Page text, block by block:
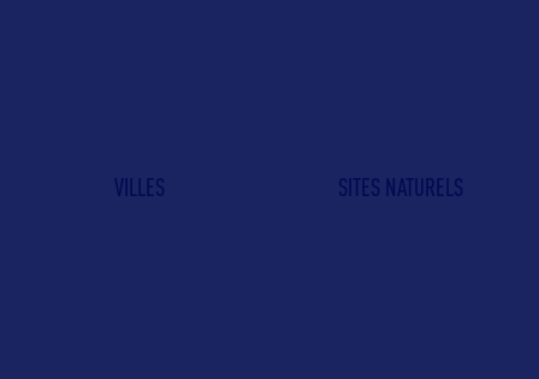
VILLES SITES NATURELS